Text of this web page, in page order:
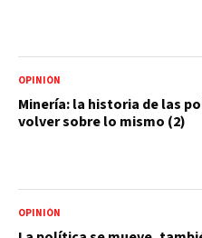
OPINIÓN
Minería: la historia de las
volver sobre lo mismo (2)
OPINIÓN